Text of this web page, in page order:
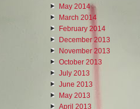
May 2014
March 2014
February 2014
December 2013
November 2013
October 2013
July 2013
June 2013
May 2013
April 2013